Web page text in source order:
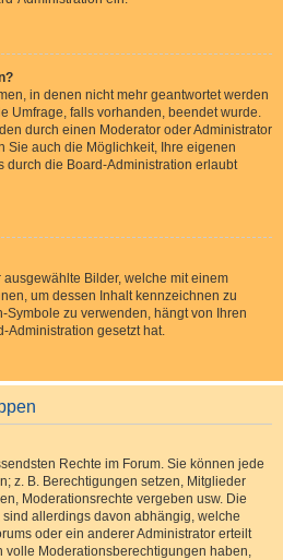
in denen nicht mehr geantwortet werden
Umfrage, falls vorhanden, beendet wurde.
durch einen Moderator oder Administrator
Sie auch die Möglichkeit, Ihre eigenen
durch die Board-Administration erlaubt
Bilder, welche mit einem
um dessen Inhalt kennzeichnen zu
Symbole zu verwenden, hängt von Ihren
Administration gesetzt hat.
Rechte im Forum. Sie können jede
z. B. Berechtigungen setzen, Mitglieder
Moderationsrechte vergeben usw. Die
sind allerdings davon abhängig, welche
oder ein anderer Administrator erteilt
volle Moderationsberechtigungen haben,